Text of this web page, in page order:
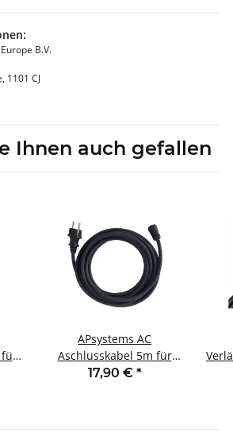
B.V.
1101 CJ
Ihnen auch gefallen
für
APsystems AC
Aschlusskabel 5m für
Wechselrichter
17,90 € *